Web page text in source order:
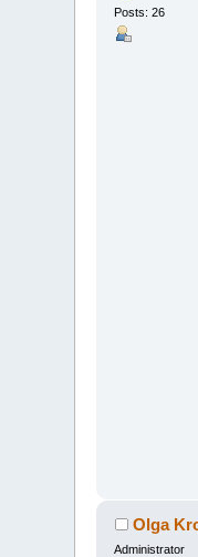
Posts: 26
Olga
Administrator